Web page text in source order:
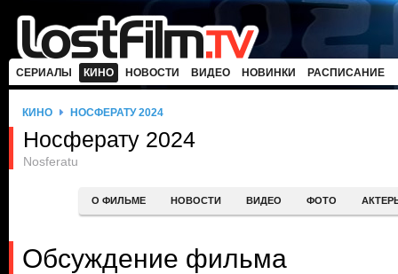
СЕРИАЛЫ КИНО НОВОСТИ ВИДЕО НОВИНКИ РАСПИСАНИЕ
КИНО НОСФЕРАТУ 2024
Носферату 2024
Nosferatu
О ФИЛЬМЕ НОВОСТИ ВИДЕО ФОТО
Обсуждение фильма